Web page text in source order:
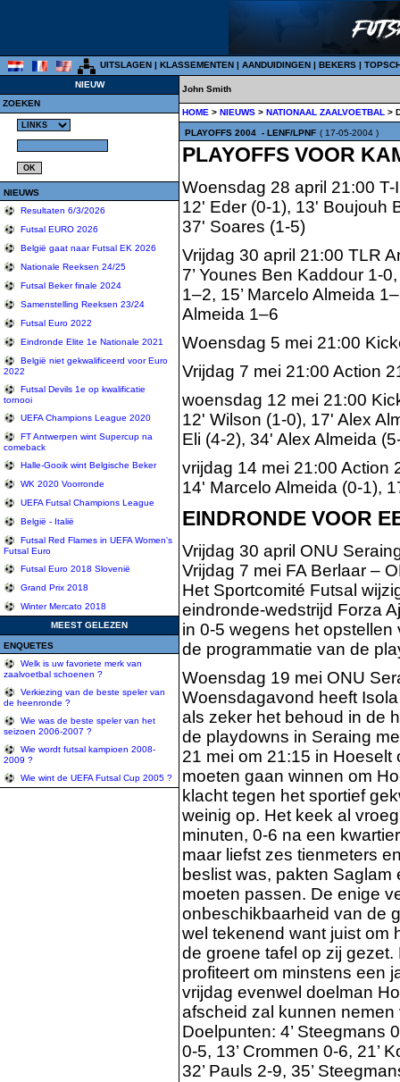
UITSLAGEN | KLASSEMENTEN | AANDUIDINGEN | BEKERS |
NIEUW
ZOEKEN
NIEUWS
Resultaten 6/3/2026
Futsal EURO 2026
België gaat naar Futsal EK 2026
Nationale Reeksen 24/25
Futsal Beker finale 2024
Samenstelling Reeksen 23/24
Futsal Euro 2022
Eindronde Elite 1e Nationale 2021
België niet gekwalificeerd voor Euro
2022
Futsal Devils 1e op kwalificatie
tornooi
UEFA Champions League 2020
FT Antwerpen wint Supercup na
comeback
Halle-Gooik wint Belgische Beker
WK 2020 Voorronde
UEFA Futsal Champions League
België - Italië
Futsal Red Flames in UEFA Women's
Futsal Euro
Futsal Euro 2018 Slovenië
Grand Prix 2018
Winter Mercato 2018
MEEST GELEZEN
ENQUETES
Welk is uw favoriete merk van
zaalvoetbal schoenen ?
Verkiezing van de beste speler van
de heenronde ?
Wie was de beste speler van het
seizoen 2006-2007 ?
Wie wordt futsal kampioen 2008-
2009 ?
Wie wint de UEFA Futsal Cup 2005 ?
John Smith
HOME > NIEUWS > NATIONAAL ZAALVOETBAL >
PLAYOFFS 2004 - LENF/LPNF ( 17-05-2004 )
PLAYOFFS VOOR
Woensdag 28 april 21:00
12' Eder (0-1), 13' Boujouh
37' Soares (1-5)
Vrijdag 30 april 21:00 TLR
7’ Younes Ben Kaddour 1-
1–2, 15’ Marcelo Almeida
Almeida 1–6
Woensdag 5 mei 21:00
Vrijdag 7 mei 21:00 Action
woensdag 12 mei 21:00
12' Wilson (1-0), 17' Alex
Eli (4-2), 34' Alex Almeida
vrijdag 14 mei 21:00 Action
14' Marcelo Almeida (0-1),
EINDRONDE VOOR
Vrijdag 30 april ONU
Vrijdag 7 mei FA Berlaar –
Het Sportcomité Futsal
eindronde-wedstrijd Forza
in 0-5 wegens het
de programmatie van de
Woensdag 19 mei ONU
Woensdagavond heeft
als zeker het behoud in de
de playdowns in Seraing
21 mei om 21:15 in
moeten gaan winnen om
klacht tegen het sportief
weinig op. Het keek al
minuten, 0-6 na een
maar liefst zes tienmeters
beslist was, pakten
moeten passen. De enige
onbeschikbaarheid van de
wel tekenend want juist om
de groene tafel op zij
profiteert om minstens een
vrijdag evenwel doelman
afscheid zal kunnen
Doelpunten: 4’ Steegmans
0-5, 13’ Crommen 0-6, 21’
32’ Pauls 2-9, 35’